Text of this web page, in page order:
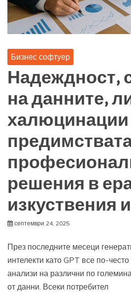
Бизнес софтуер
Надеждност,
на данните,
халюцинации
решения в
изкуствения
септември 24, 2025
През последните месеци
интелекти като GPT все по-
анализи на различни по
от данни. Всеки потребител